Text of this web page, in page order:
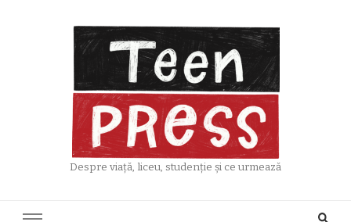
Despre viață, liceu, studenție și ce urmează